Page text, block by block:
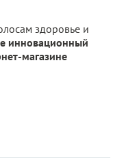
здоровье и
инновационный
магазине